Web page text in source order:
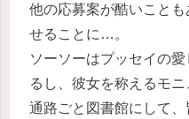
他の応募案が酷いこと
せることに…。
ソーソーはプッセイの
るし、彼女を称えるモニ
通路ごと図書館にして